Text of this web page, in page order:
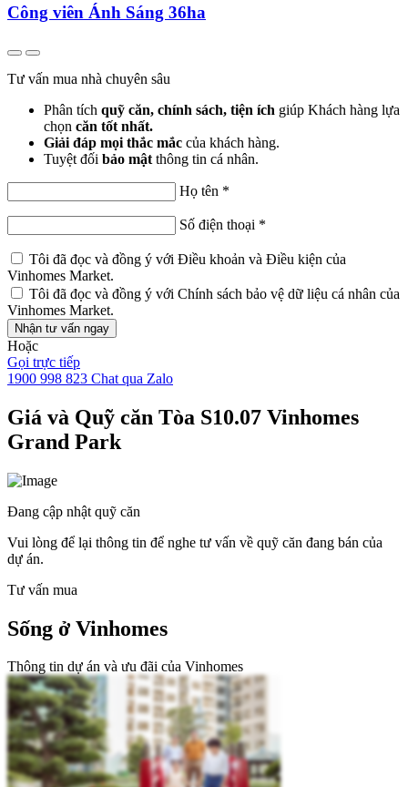
Công viên Ánh Sáng 36ha
Tư vấn mua nhà chuyên sâu
Phân tích quỹ căn, chính sách, tiện ích giúp Khách hàng lựa
chọn căn tốt nhất.
Giải đáp mọi thắc mắc của khách hàng.
Tuyệt đối bảo mật thông tin cá nhân.
Họ tên *
Số điện thoại *
Tôi đã đọc và đồng ý với Điều khoản và Điều kiện của
Vinhomes Market.
Tôi đã đọc và đồng ý với Chính sách bảo vệ dữ liệu cá nhân của
Vinhomes Market.
Nhận tư vấn ngay
Hoặc
Gọi trực tiếp
1900 998 823 Chat qua Zalo
Giá và Quỹ căn Tòa S10.07 Vinhomes
Grand Park
Đang cập nhật quỹ căn
Vui lòng để lại thông tin để nghe tư vấn về quỹ căn đang bán của
dự án.
Tư vấn mua
Sống ở Vinhomes
Thông tin dự án và ưu đãi của Vinhomes